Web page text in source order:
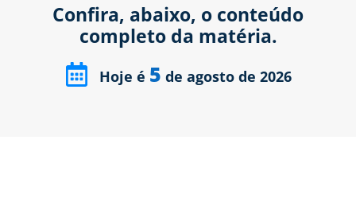
Confira, abaixo, o conteúdo
completo da matéria.
Hoje é 5 de agosto de 2026